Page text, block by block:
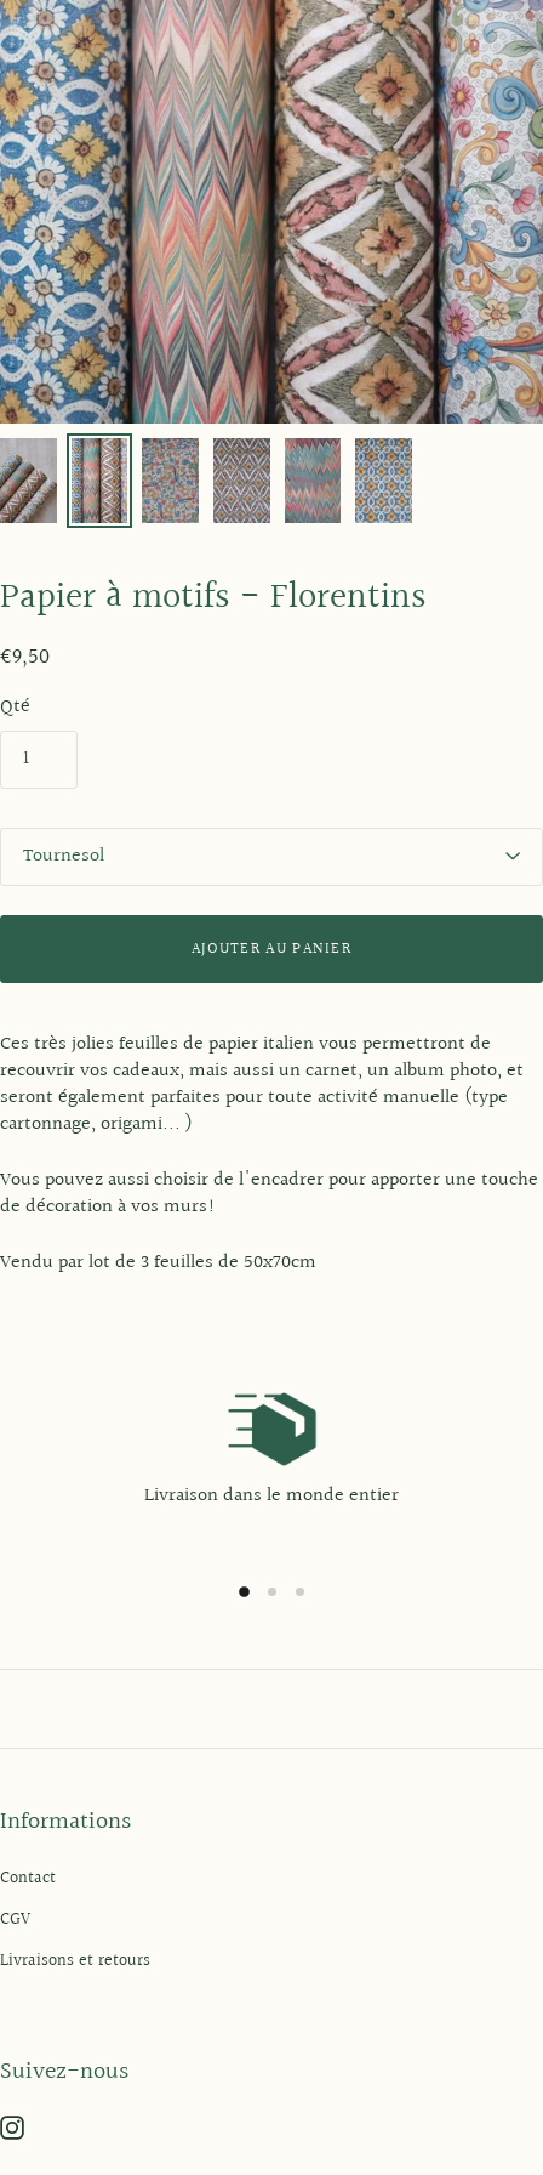
Papier à motifs - Florentins
€9,50
Qté
S
y
l
AJOUTER AU PANIER
Ces très jolies feuilles de papier italien vous permettront de
recouvrir vos cadeaux, mais aussi un carnet, un album photo, et
seront également parfaites pour toute activité manuelle (type
cartonnage, origami... )
Vous pouvez aussi choisir de l'encadrer pour apporter une touche
de décoration à vos murs!
Vendu par lot de 3 feuilles de 50x70cm
Livraison dans le monde entier
Informations
Contact
CGV
Livraisons et retours
Suivez-nous